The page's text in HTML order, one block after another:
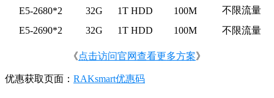
E5-2680*2 32G 1T HDD 100M
不限流量
E5-2690*2
32G 1T HDD 100M 不限流量
《点击访问官网查看更多方案》
优惠获取页面： RAKsmart优惠码